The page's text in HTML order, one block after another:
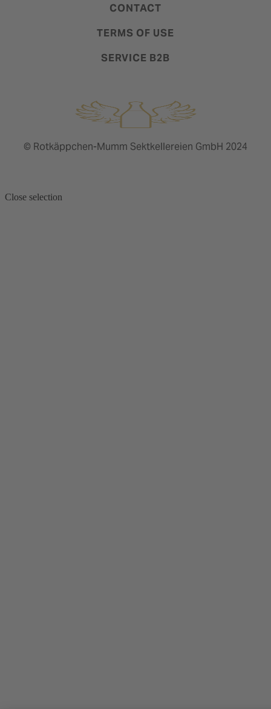
CONTACT
TERMS OF USE
SERVICE B2B
© Rotkäppchen-Mumm Sektkellereien GmbH 2024
Close selection